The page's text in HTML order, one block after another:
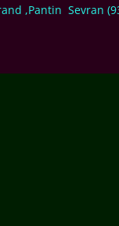
,Pantin Sevran